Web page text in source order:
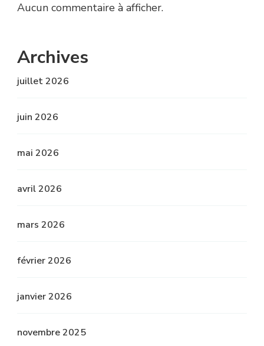
Aucun commentaire à afficher.
Archives
juillet 2026
juin 2026
mai 2026
avril 2026
mars 2026
février 2026
janvier 2026
novembre 2025